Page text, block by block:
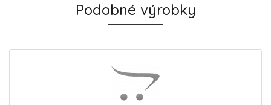
Podobné výrobky